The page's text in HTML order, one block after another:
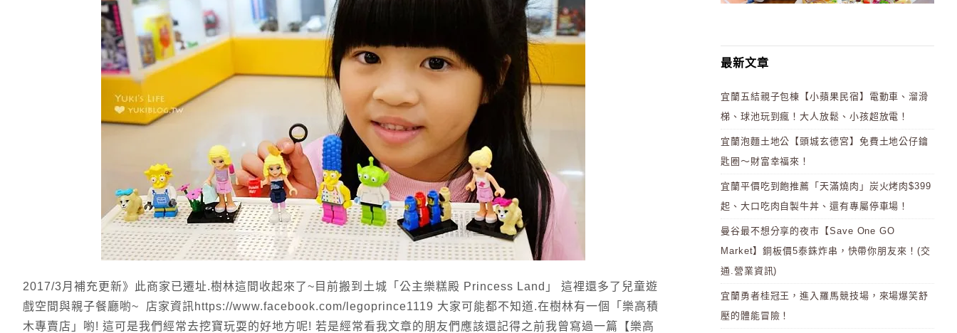
2017/3月補充更新》此商家已遷址.樹林這間收起來了~目前搬到土城「公主樂糕殿 Princess Land」 這裡還多了兒童遊
戲空間與親子餐廳喲~ 店家資訊https://www.facebook.com/legoprince1119 大家可能都不知道.在樹林有一個「樂高積
木專賣店」喲! 這可是我們經常去挖寶玩耍的好地方呢! 若是經常看我文章的朋友們應該還記得之前我曾寫過一篇【樂高
最新文章
宜蘭五結親子包棟【小蘋果民宿】電動車、溜滑
梯、球池玩到瘋！大人放鬆、小孩超放電！
宜蘭泡麵土地公【頭城玄德宮】免費土地公仔鑰
匙圈～財富幸福來！
宜蘭平價吃到飽推薦「天滿燒肉」炭火烤肉$399
起、大口吃肉自製牛丼、還有專屬停車場！
曼谷最不想分享的夜市【Save One GO
Market】銅板價5泰銖炸串，快帶你朋友來！(交
通.營業資訊)
宜蘭勇者桂冠王，進入羅馬競技場，來場爆笑舒
壓的體能冒險！